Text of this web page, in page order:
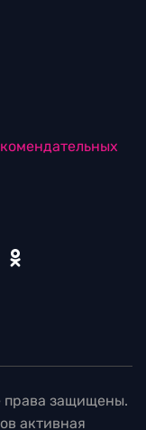
защищены.
активная